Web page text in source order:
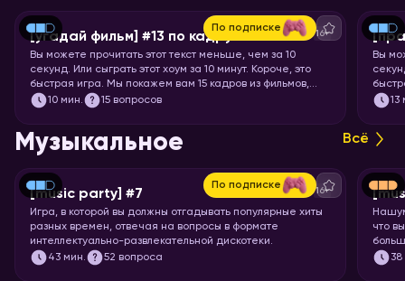
По подписке
[угадай фильм] #13 по кадру 16+
Вы можете прочитать этот текст меньше, чем за 10
секунд. Или сыграть этот хоум за 10 минут. Короче, это
быстрая игра. Мы покажем вам 15 кадров из фильмов,
мультфильмов и аниме, а ваша задача – угадать, откуда
10 мин. 15 вопросов
Вы
13
Музыкальное Всё
По подписке
[music party] #7 16+
Игра, в которой вы должны отгадывать популярные хиты
разных времен, отвечая на вопросы в формате
интеллектуально-развлекательной дискотеки.
43 мин. 52 вопроса
что
38